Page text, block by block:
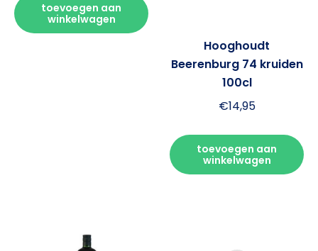
toevoegen aan
winkelwagen
winkelwagen
Beerenburg 77 kruiden
Sonnema Berenburg
€16,95